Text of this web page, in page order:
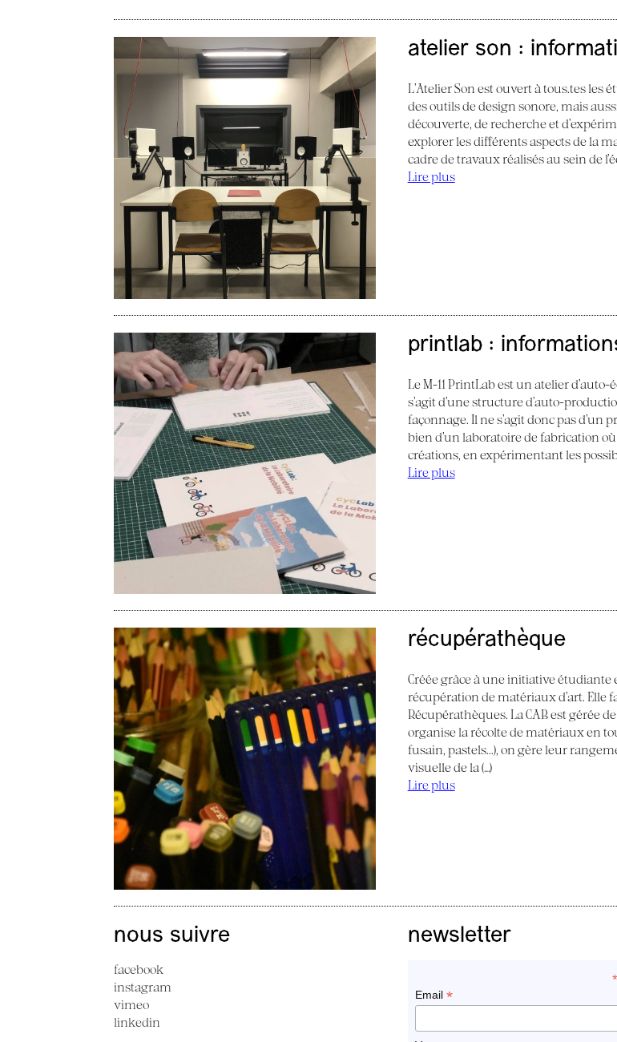
atelier son :
L’Atelier Son est ouvert à tous.tes les
des outils de design sonore, mais
découverte, de recherche et
explorer les différents aspects de la
cadre de travaux réalisés au sein de
Lire plus
printlab :
Le M-11 PrintLab est un atelier d’auto-
s’agit d’une structure d’auto-
façonnage. Il ne s’agit donc pas
bien d’un laboratoire de fabrication
créations, en expérimentant les
Lire plus
récupérathèque
Créée grâce à une initiative étudiante
récupération de matériaux d’art. Elle
Récupérathèques. La CAB est gérée
organise la récolte de matériaux en
fusain, pastels...), on gère leur
visuelle de la (…)
Lire plus
nous suivre
facebook
instagram
vimeo
linkedin
newsletter
*
Email*